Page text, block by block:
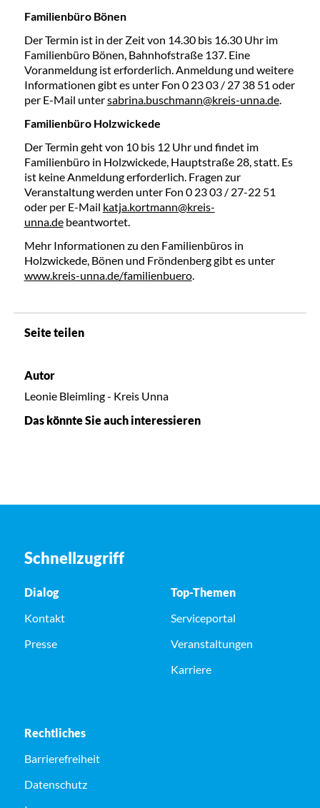
Familienbüro Bönen
Der Termin ist in der Zeit von 14.30 bis 16.30 Uhr im
Familienbüro Bönen, Bahnhofstraße 137. Eine
Voranmeldung ist erforderlich. Anmeldung und weitere
Informationen gibt es unter Fon 0 23 03 / 27 38 51 oder
per E-Mail untersabrina.buschmann@kreis-unna.de.
Familienbüro Holzwickede
Der Termin geht von 10 bis 12 Uhr und findet im
Familienbüro in Holzwickede, Hauptstraße 28, statt. Es
ist keine Anmeldung erforderlich. Fragen zur
Veranstaltung werden unter Fon 0 23 03 / 27-22 51
oder per E-Mail katja.kortmann@kreis-
unna.debeantwortet.
Mehr Informationen zu den Familienbüros in
Holzwickede, Bönen und Fröndenberg gibt es unter
www.kreis-unna.de/familienbuero.
Seite teilen
Autor
Leonie Bleimling - Kreis Unna
Das könnte Sie auch interessieren
Schnellzugriff
Dialog
Kontakt
Presse
Top-Themen
Serviceportal
Veranstaltungen
Karriere
Rechtliches
Barrierefreiheit
Datenschutz